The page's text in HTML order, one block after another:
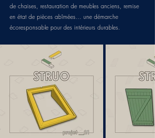
de chaises, restauration de meubles anciens, remise
en état de pièces abîmées… une démarche
écoresponsable pour des intérieurs durables.